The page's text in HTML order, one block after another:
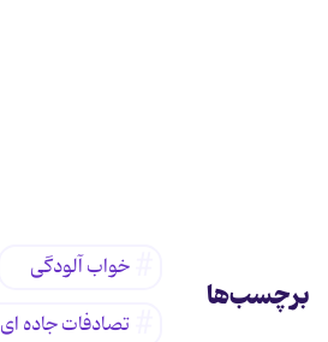
برچسب‌ها
خواب آلودگی
تصادفات جاده ای